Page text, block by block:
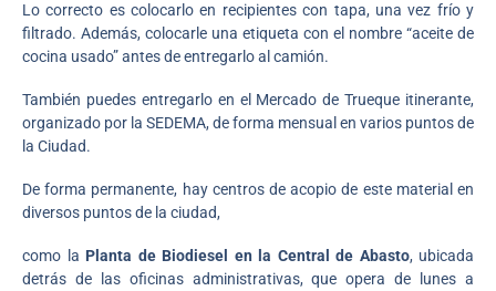
Lo correcto es colocarlo en recipientes con tapa, una vez frío y
filtrado. Además, colocarle una etiqueta con el nombre “aceite de
cocina usado” antes de entregarlo al camión.
También puedes entregarlo en el Mercado de Trueque itinerante,
organizado por la SEDEMA, de forma mensual en varios puntos de
la Ciudad.
De forma permanente, hay centros de acopio de este material en
diversos puntos de la ciudad,
como la Planta de Biodiesel en la Central de Abasto, ubicada
detrás de las oficinas administrativas, que opera de lunes a